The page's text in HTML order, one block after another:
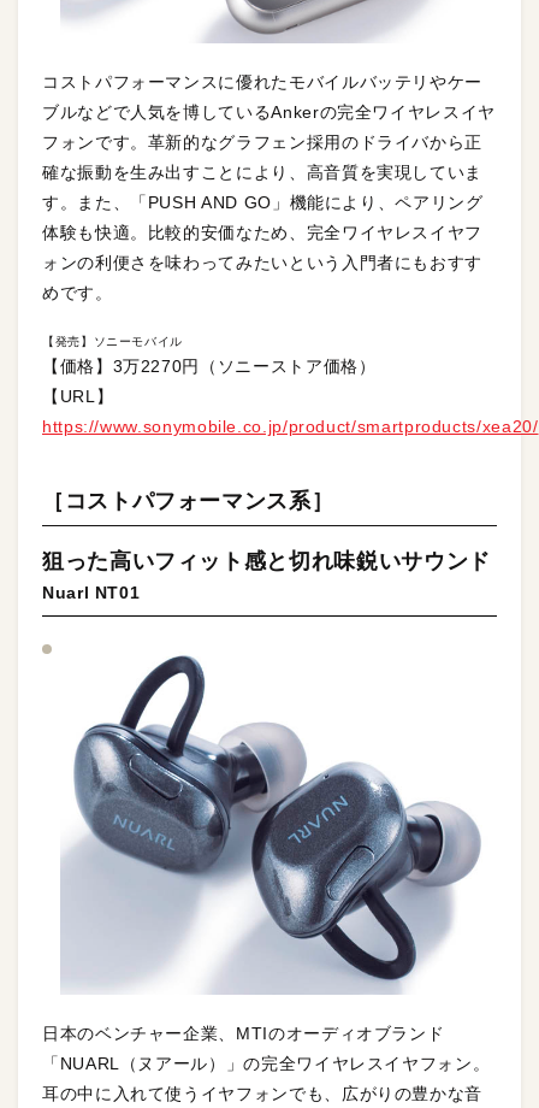
コストパフォーマンスに優れたモバイルバッテリやケー
ブルなどで人気を博しているAnkerの完全ワイヤレスイヤ
フォンです。革新的なグラフェン採用のドライバから正
確な振動を生み出すことにより、高音質を実現していま
す。また、「PUSH AND GO」機能により、ペアリング
体験も快適。比較的安価なため、完全ワイヤレスイヤフ
ォンの利便さを味わってみたいという入門者にもおすす
めです。
【発売】ソニーモバイル
【価格】3万2270円（ソニーストア価格）
【URL】
https://www.sonymobile.co.jp/product/smartproducts/xea20/
［コストパフォーマンス系］
狙った高いフィット感と切れ味鋭いサウンド
Nuarl NT01
日本のベンチャー企業、MTIのオーディオブランド
「NUARL（ヌアール）」の完全ワイヤレスイヤフォン。
耳の中に入れて使うイヤフォンでも、広がりの豊かな音